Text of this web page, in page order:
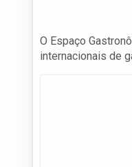
O Espaço
internacionais de